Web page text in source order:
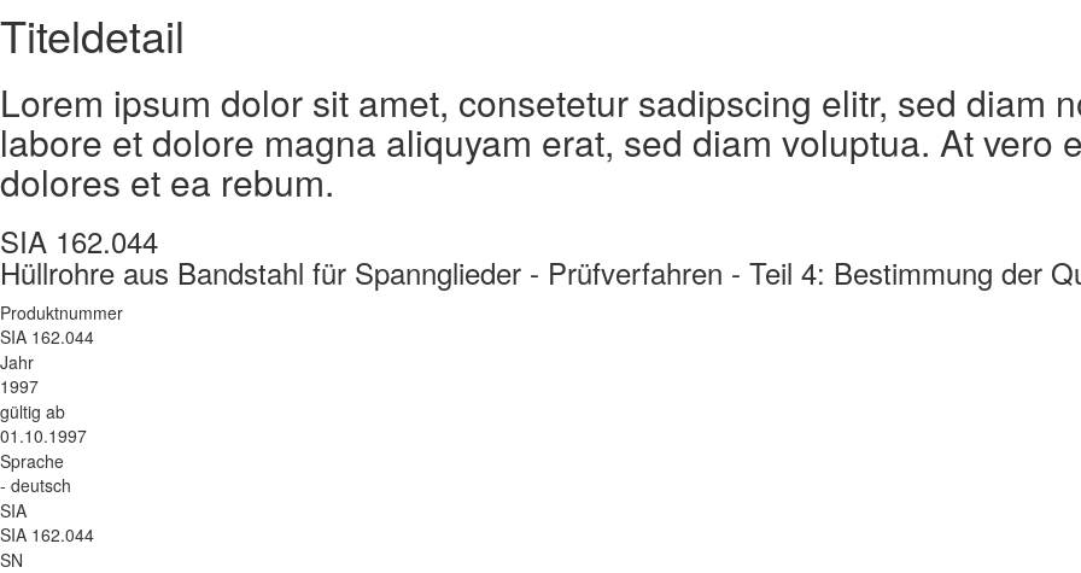
Titeldetail
Lorem ipsum dolor sit amet, consetetur sadipscing elitr, sed diam
labore et dolore magna aliquyam erat, sed diam voluptua. At vero
dolores et ea rebum.
SIA 162.044
Hüllrohre aus Bandstahl für Spannglieder - Prüfverfahren - Teil 4: Bestimmung der
Produktnummer
SIA 162.044
Jahr
1997
gültig ab
01.10.1997
Sprache
- deutsch
SIA
SIA 162.044
SN